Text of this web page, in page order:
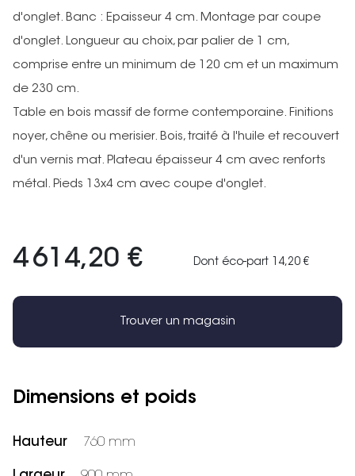
d'onglet. Banc : Epaisseur 4 cm. Montage par coupe
d'onglet. Longueur au choix, par palier de 1 cm,
comprise entre un minimum de 120 cm et un maximum
de 230 cm.
Table en bois massif de forme contemporaine. Finitions
noyer, chêne ou merisier. Bois, traité à l'huile et recouvert
d'un vernis mat. Plateau épaisseur 4 cm avec renforts
métal. Pieds 13x4 cm avec coupe d'onglet.
4 614,20 € Dont éco-part 14,20 €
Trouver un magasin
Dimensions et poids
Hauteur 760 mm